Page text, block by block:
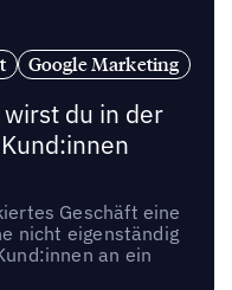
Google Marketing
du in der
Geschäft eine
nicht eigenständig
an ein